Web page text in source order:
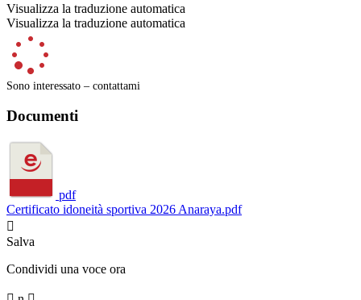
Visualizza la traduzione automatica
Visualizza la traduzione automatica
Sono interessato – contattami
Documenti
pdf
Certificato idoneità sportiva 2026 Anaraya.pdf

Salva
Condividi una voce ora